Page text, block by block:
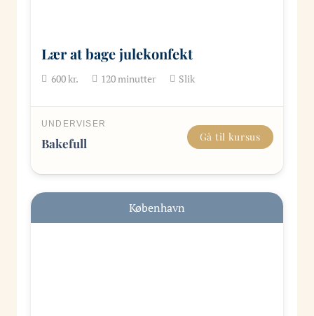
Lær at bage julekonfekt
600kr. 120minutter Slik
UNDERVISER
Bakefull Gå til kursus
København